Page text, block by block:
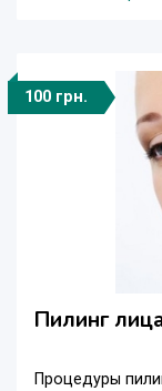
100 грн.
Пилинг
Процедуры